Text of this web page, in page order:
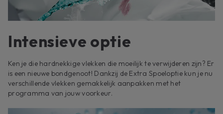
Intensieve optie
Ken je die hardnekkige vlekken die moeilijk te verwijderen zijn? Er
is een nieuwe bondgenoot! Dankzij de Extra Spoeloptie kun je nu
verschillende vlekken gemakkelijk aanpakken met het
programma van jouw voorkeur.